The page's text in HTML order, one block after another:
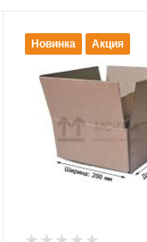
Новинка Акция